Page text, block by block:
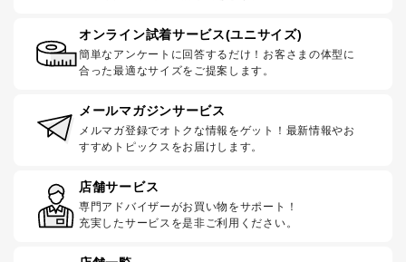
オンライン試着サービス(ユニサイズ)
簡単なアンケートに回答するだけ！お客さまの体型に
合った最適なサイズをご提案します。
メールマガジンサービス
メルマガ登録でオトクな情報をゲット！最新情報やお
すすめトピックスをお届けします。
店舗サービス
専門アドバイザーがお買い物をサポート！
充実したサービスを是非ご利用ください。